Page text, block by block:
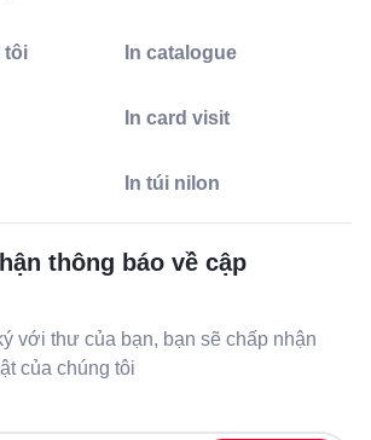
tôi In catalogue
In card visit
In túi nilon
thông báo về cập
với thư của bạn, bạn sẽ chấp nhận
của chúng tôi